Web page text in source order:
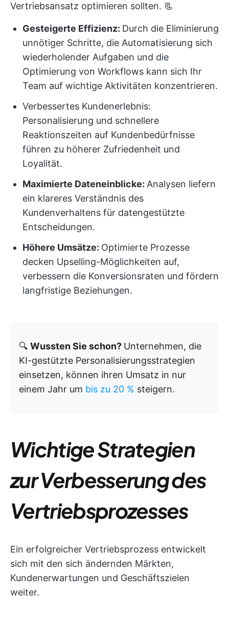
Vertriebsansatz optimieren sollten. 📃
Gesteigerte Effizienz: Durch die Eliminierung
unnötiger Schritte, die Automatisierung sich
wiederholender Aufgaben und die
Optimierung von Workflows kann sich Ihr
Team auf wichtige Aktivitäten konzentrieren.
Verbessertes Kundenerlebnis:
Personalisierung und schnellere
Reaktionszeiten auf Kundenbedürfnisse
führen zu höherer Zufriedenheit und
Loyalität.
Maximierte Dateneinblicke: Analysen liefern
ein klareres Verständnis des
Kundenverhaltens für datengestützte
Entscheidungen.
Höhere Umsätze: Optimierte Prozesse
decken Upselling-Möglichkeiten auf,
verbessern die Konversionsraten und fördern
langfristige Beziehungen.
🔍 Wussten Sie schon? Unternehmen, die
KI-gestützte Personalisierungsstrategien
einsetzen, können ihren Umsatz in nur
einem Jahr um bis zu 20 % steigern.
Wichtige Strategien
zur Verbesserung des
Vertriebsprozesses
Ein erfolgreicher Vertriebsprozess entwickelt
sich mit den sich ändernden Märkten,
Kundenerwartungen und Geschäftszielen
weiter.